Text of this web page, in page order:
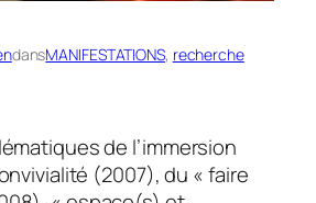
dansMANIFESTATIONS, recherche
de l’immersion
(2007), du « faire